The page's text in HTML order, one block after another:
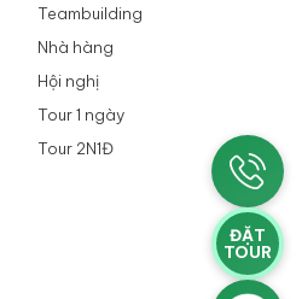
Teambuilding
Nhà hàng
Hội nghị
Tour 1 ngày
Tour 2N1Đ
ĐẶT
TOUR